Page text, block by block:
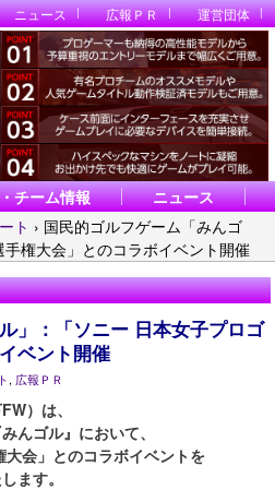
ニュース 広報ＰＲ 運営団体
チーム情報 ニュース
ト › 国民的ゴルフゲーム「みんゴ
権大会」とのコラボイベント開催
」：「ソニー 日本女子プロゴ
ベント開催
, 広報ＰＲ
）は、
んゴル』において、
大会」とのコラボイベントを
ます。